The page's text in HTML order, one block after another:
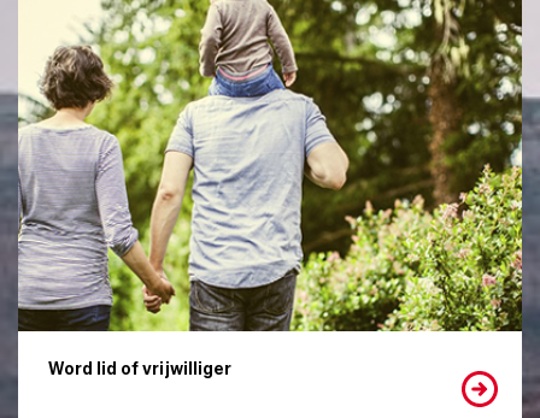
Word lid of vrijwilliger